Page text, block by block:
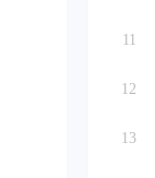
11
12
13